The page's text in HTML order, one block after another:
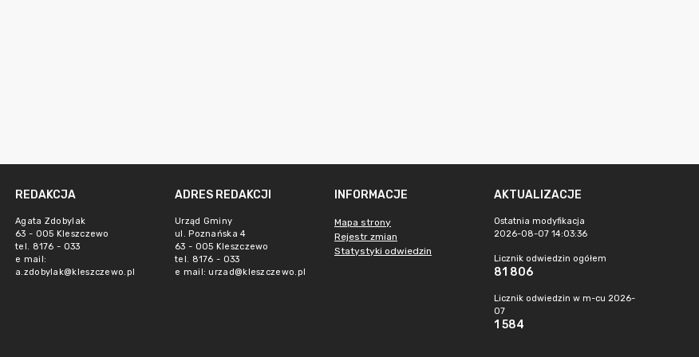
REDAKCJA
Agata Zdobylak
63 - 005 Kleszczewo
tel. 8176 - 033
e mail:
a.zdobylak@kleszczewo.pl
ADRES REDAKCJI
Urząd Gminy
ul. Poznańska 4
63 - 005 Kleszczewo
tel. 8176 - 033
e mail: urzad@kleszczewo.pl
INFORMACJE
Mapa strony
Rejestr zmian
Statystyki odwiedzin
AKTUALIZACJE
Ostatnia modyfikacja
2026-08-07 14:03:36
Licznik odwiedzin ogółem
81 806
Licznik odwiedzin w m-cu 2026-
07
1 584